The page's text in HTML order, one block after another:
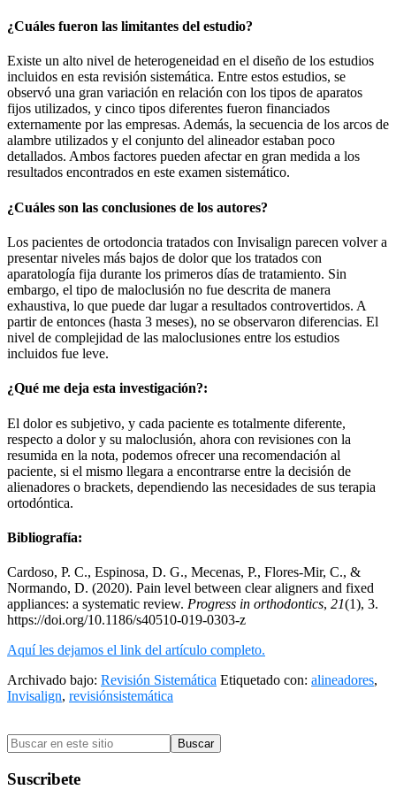
¿Cuáles fueron las limitantes del estudio?
Existe un alto nivel de heterogeneidad en el diseño de los estudios
incluidos en esta revisión sistemática. Entre estos estudios, se
observó una gran variación en relación con los tipos de aparatos
fijos utilizados, y cinco tipos diferentes fueron financiados
externamente por las empresas. Además, la secuencia de los arcos de
alambre utilizados y el conjunto del alineador estaban poco
detallados. Ambos factores pueden afectar en gran medida a los
resultados encontrados en este examen sistemático.
¿Cuáles son las conclusiones de los autores?
Los pacientes de ortodoncia tratados con Invisalign parecen volver a
presentar niveles más bajos de dolor que los tratados con
aparatología fija durante los primeros días de tratamiento. Sin
embargo, el tipo de maloclusión no fue descrita de manera
exhaustiva, lo que puede dar lugar a resultados controvertidos. A
partir de entonces (hasta 3 meses), no se observaron diferencias. El
nivel de complejidad de las maloclusiones entre los estudios
incluidos fue leve.
¿Qué me deja esta investigación?:
El dolor es subjetivo, y cada paciente es totalmente diferente,
respecto a dolor y su maloclusión, ahora con revisiones con la
resumida en la nota, podemos ofrecer una recomendación al
paciente, si el mismo llegara a encontrarse entre la decisión de
alienadores o brackets, dependiendo las necesidades de sus terapia
ortodóntica.
Bibliografía:
Cardoso, P. C., Espinosa, D. G., Mecenas, P., Flores-Mir, C., &
Normando, D. (2020). Pain level between clear aligners and fixed
appliances: a systematic review. Progress in orthodontics, 21(1), 3.
https://doi.org/10.1186/s40510-019-0303-z
Aquí les dejamos el link del artículo completo.
Archivado bajo: Revisión Sistemática Etiquetado con: alineadores,
Invisalign, revisiónsistemática
Barra
lateral
primaria
Buscar
en
este
Suscribete